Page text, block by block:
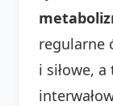
regularne
i siłowe,